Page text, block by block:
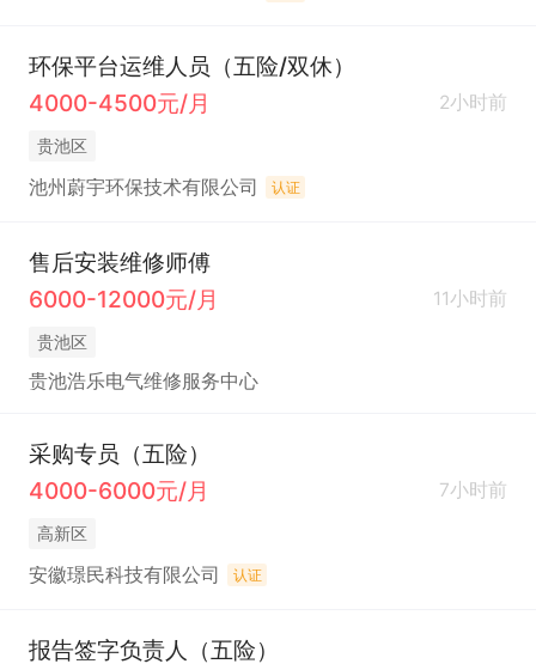
环保平台运维人员（五险/双休）
4000-4500元/月
2小时前
贵池区
池州蔚宇环保技术有限公司 认证
售后安装维修师傅
6000-12000元/月
11小时前
贵池区
贵池浩乐电气维修服务中心
采购专员（五险）
4000-6000元/月
7小时前
高新区
安徽璟民科技有限公司 认证
报告签字负责人（五险）